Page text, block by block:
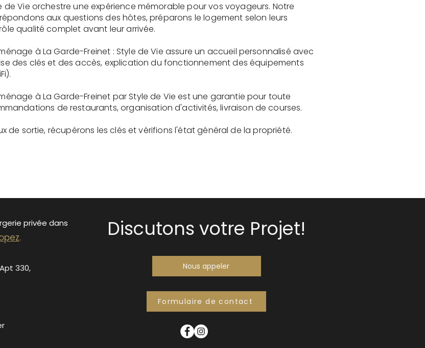
de Vie orchestre une expérience mémorable pour vos voyageurs. Notre
aux questions des hôtes, préparons le logement selon leurs
qualité complet avant leur arrivée.
à La Garde-Freinet : Style de Vie assure un accueil personnalisé avec
des clés et des accès, explication du fonctionnement des équipements
à La Garde-Freinet par Style de Vie est une garantie pour toute
de restaurants, organisation d'activités, livraison de courses.
de sortie, récupérons les clés et vérifions l'état général de la propriété.
privée dans
.
330,
Discutons votre Projet!
Nous appeler
Formulaire de contact